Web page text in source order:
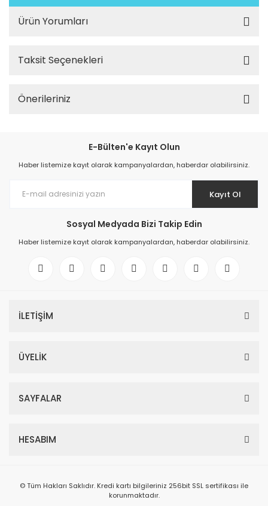
Ürün Yorumları
Taksit Seçenekleri
Önerileriniz
E-Bülten'e Kayıt Olun
Haber listemize kayıt olarak kampanyalardan, haberdar olabilirsiniz.
Kayıt Ol
Sosyal Medyada Bizi Takip Edin
Haber listemize kayıt olarak kampanyalardan, haberdar olabilirsiniz.
İLETİŞİM
ÜYELİK
SAYFALAR
HESABIM
© Tüm Hakları Saklıdır. Kredi kartı bilgileriniz 256bit SSL sertifikası ile
korunmaktadır.